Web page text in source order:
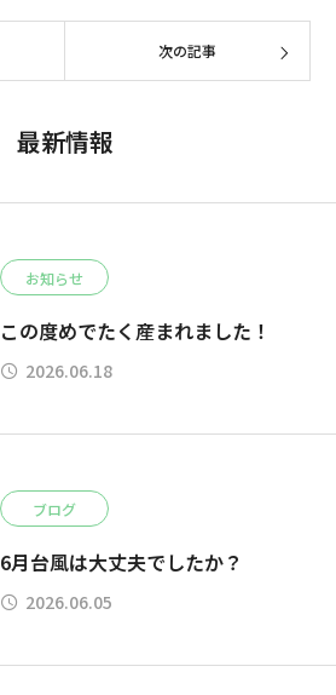
次の記事
最新情報
お知らせ
この度めでたく産まれました！
2026.06.18
ブログ
6月台風は大丈夫でしたか？
2026.06.05